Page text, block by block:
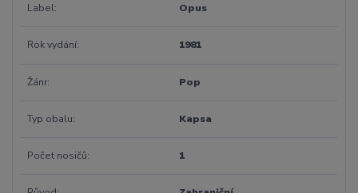
Label Opus
Rok vydání 1981
Žánr Pop
Typ obalu Kapsa
Počet nosičů 1